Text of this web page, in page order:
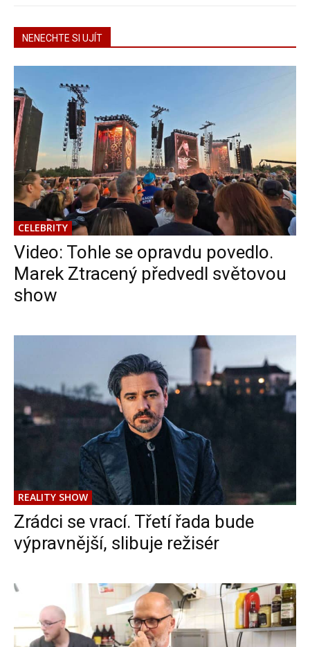
NENECHTE SI UJÍT
CELEBRITY
Video: Tohle se opravdu povedlo.
Marek Ztracený předvedl světovou
show
REALITY SHOW
Zrádci se vrací. Třetí řada bude
výpravnější, slibuje režisér